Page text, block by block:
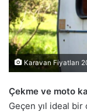
Karavan Fiyatları
Çekme ve moto
Geçen yıl ideal